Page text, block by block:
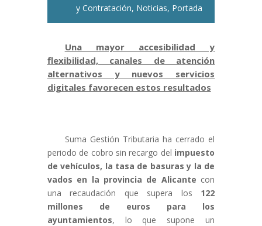
y Contratación, Noticias, Portada
Una mayor accesibilidad y
flexibilidad, canales de atención
alternativos y nuevos servicios
digitales favorecen estos resultados
Suma Gestión Tributaria ha cerrado el
periodo de cobro sin recargo del impuesto
de vehículos, la tasa de basuras y la de
vados en la provincia de Alicante con
una recaudación que supera los 122
millones de euros para los
ayuntamientos, lo que supone un